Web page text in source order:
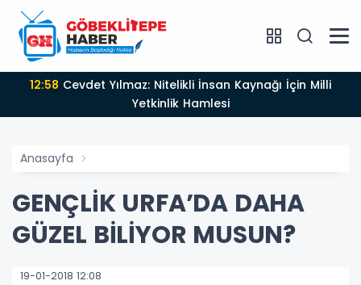
12:58
Yetkinlik Hamlesi
Anasayfa
GENÇLİK URFA’DA DAHA
GÜZEL BİLİYOR MUSUN?
19-01-2018 12:08